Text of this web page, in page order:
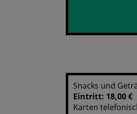
Snacks und
Eintritt: 18,00 €
Karten